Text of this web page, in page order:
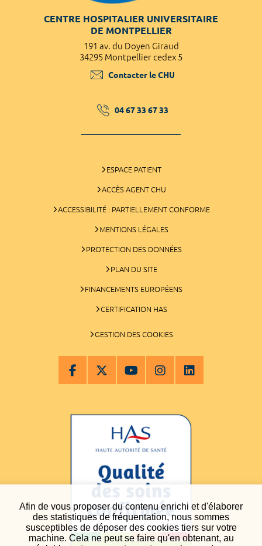
Afin de vous proposer du contenu enrichi et d'élaborer
des statistiques de fréquentation, nous sommes
susceptibles de déposer des cookies tiers sur votre
machine. Cela ne peut se faire qu'en obtenant, au
CENTRE HOSPITALIER UNIVERSITAIRE
DE MONTPELLIER
191 av. du Doyen Giraud
34295 Montpellier cedex 5
Contacter le CHU
04 67 33 67 33
ESPACE PATIENT
ACCÈS AGENT CHU
ACCESSIBILITÉ : PARTIELLEMENT CONFORME
MENTIONS LÉGALES
PROTECTION DES DONNÉES
PLAN DU SITE
FINANCEMENTS EUROPÉENS
CERTIFICATION HAS
GESTION DES COOKIES